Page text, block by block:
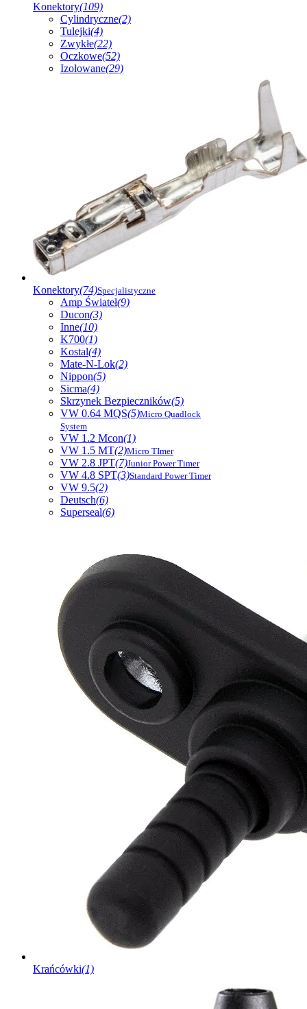
Konektory(109)
Cylindryczne(2)
Tulejki(4)
Zwykłe(22)
Oczkowe(52)
Izolowane(29)
Konektory(74)Specjalistyczne
Amp Świateł(9)
Ducon(3)
Inne(10)
K700(1)
Kostal(4)
Mate-N-Lok(2)
Nippon(5)
Sicma(4)
Skrzynek Bezpieczników(5)
VW 0.64 MQS(5)Micro Quadlock
System
VW 1.2 Mcon(1)
VW 1.5 MT(2)Micro TImer
VW 2.8 JPT(7)Junior Power Timer
VW 4.8 SPT(3)Standard Power Timer
VW 9.5(2)
Deutsch(6)
Superseal(6)
Krańcówki(1)